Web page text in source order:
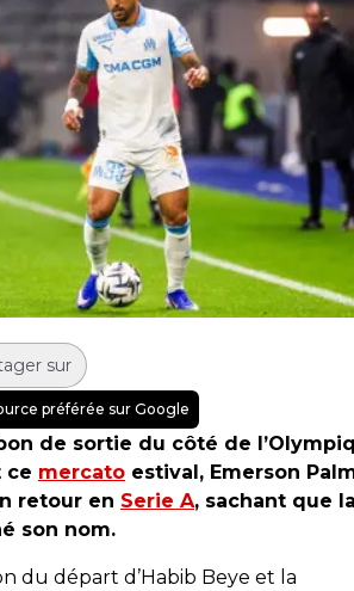
sur
préférée sur Google
de sortie du côté de
ce mercato estival, Emerson
retour en Serie A, sachant que
son nom.
du départ d’Habib Beye et la